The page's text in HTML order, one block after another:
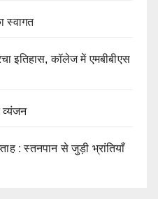
स्वागत
इतिहास, कॉलेज में एमबीबीएस
व्यंजन
: स्तनपान से जुड़ी भ्रांतियाँ